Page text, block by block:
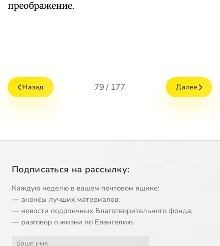
преображение.
Назад 79 / 177 Далее
Подписаться на рассылку:
Каждую неделю в вашем почтовом ящике:
— анонсы лучших материалов;
— новости подопечных Благотворительного фонда;
— разговор о жизни по Евангелию.